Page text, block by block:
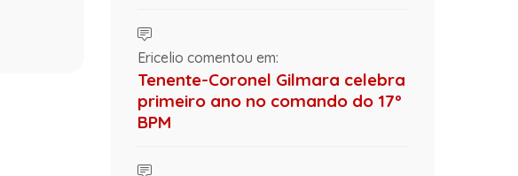
Ericelio comentou em:
Tenente-Coronel Gilmara celebra
primeiro ano no comando do 17º
BPM